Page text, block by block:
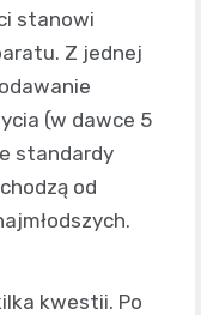
stanowi
Z jednej
(w dawce 5
standardy
od
kwestii. Po